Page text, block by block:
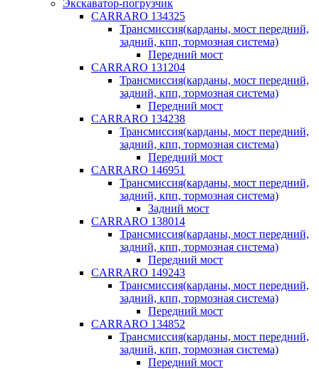
Экскаватор-погрузчик
CARRARO 134325
Трансмиссия(карданы, мост передний,
задний, кпп, тормозная система)
Передний мост
CARRARO 131204
Трансмиссия(карданы, мост передний,
задний, кпп, тормозная система)
Передний мост
CARRARO 134238
Трансмиссия(карданы, мост передний,
задний, кпп, тормозная система)
Передний мост
CARRARO 146951
Трансмиссия(карданы, мост передний,
задний, кпп, тормозная система)
Задний мост
CARRARO 138014
Трансмиссия(карданы, мост передний,
задний, кпп, тормозная система)
Передний мост
CARRARO 149243
Трансмиссия(карданы, мост передний,
задний, кпп, тормозная система)
Передний мост
CARRARO 134852
Трансмиссия(карданы, мост передний,
задний, кпп, тормозная система)
Передний мост